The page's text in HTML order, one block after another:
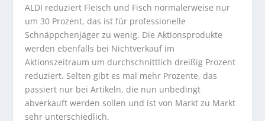
ALDI reduziert Fleisch und Fisch normalerweise nur
um 30 Prozent, das ist für professionelle
Schnäppchenjäger zu wenig. Die Aktionsprodukte
werden ebenfalls bei Nichtverkauf im
Aktionszeitraum um durchschnittlich dreißig Prozent
reduziert. Selten gibt es mal mehr Prozente, das
passiert nur bei Artikeln, die nun unbedingt
abverkauft werden sollen und ist von Markt zu Markt
sehr unterschiedlich.